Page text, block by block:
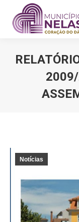
Notícias